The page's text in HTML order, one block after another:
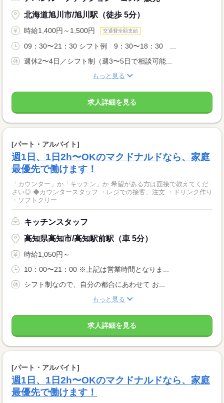
北海道旭川市/旭川駅（徒歩 5分）
時給1,400円～1,500円 交通費全額支給
09：30〜21：30 シフト例 9：30〜18：30 ...
週休2〜4日／シフト制（週3〜5日で相談可能...
もっと見る
求人詳細を見る
[パート・アルバイト]
週1日、1日2h〜OKのマクドナルドなら、家庭
最優先で働けます！
「カウンター」か「キッチン」か 希望がある方は面接で教えてくだ
さい◎ ◆カウンタースタッフ ・レジでの接客、注文 ・ドリンク作り
・ソフトクリー...
キッチンスタッフ
高知県高知市/高知駅前駅（車 5分）
時給1,050円～
10：00〜21：00 ※上記は営業時間となりま...
シフト制なので、自分の都合にあわせて お...
もっと見る
求人詳細を見る
[パート・アルバイト]
週1日、1日2h〜OKのマクドナルドなら、家庭
最優先で働けます！